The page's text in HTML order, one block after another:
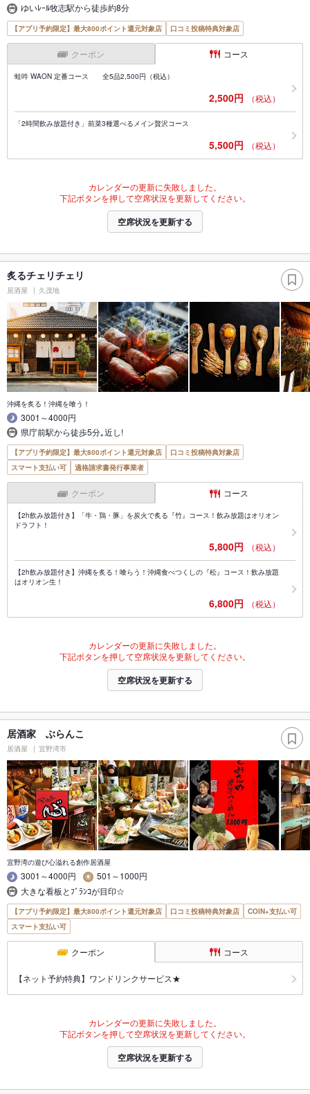
ゆいﾚｰﾙ牧志駅から徒歩約8分
【アプリ予約限定】最大800ポイント還元対象店 口コミ投稿特典対象店
クーポン コース
蛙吽 WAON 定番コース 全5品2,500円（税込）
2,500円 （税込）
「2時間飲み放題付き」前菜3種選べるメイン贅沢コース
5,500円 （税込）
カレンダーの更新に失敗しました。
下記ボタンを押して空席状況を更新してください。
空席状況を更新する
炙るチェリチェリ
居酒屋 久茂地
沖縄を炙る！沖縄を喰う！
3001～4000円
県庁前駅から徒歩5分｡近し!
【アプリ予約限定】最大800ポイント還元対象店
口コミ投稿特典対象店
スマート支払い可
適格請求書発行事業者
クーポン コース
【2h飲み放題付き】「牛・鶏・豚」を炭火で炙る『竹』コース！飲み放題はオリオン
ドラフト！
5,800円 （税込）
【2h飲み放題付き】沖縄を炙る！喰らう！沖縄食べつくしの『松』コース！飲み放題
はオリオン生！
6,800円 （税込）
カレンダーの更新に失敗しました。
下記ボタンを押して空席状況を更新してください。
空席状況を更新する
居酒家 ぶらんこ
居酒屋 宜野湾市
宜野湾の遊び心溢れる創作居酒屋
3001～4000円
501～1000円
大きな看板とﾌﾞﾗﾝｺが目印☆
【アプリ予約限定】最大800ポイント還元対象店 口コミ投稿特典対象店
COIN+支払い可
スマート支払い可
クーポン コース
【ネット予約特典】ワンドリンクサービス★
カレンダーの更新に失敗しました。
下記ボタンを押して空席状況を更新してください。
空席状況を更新する